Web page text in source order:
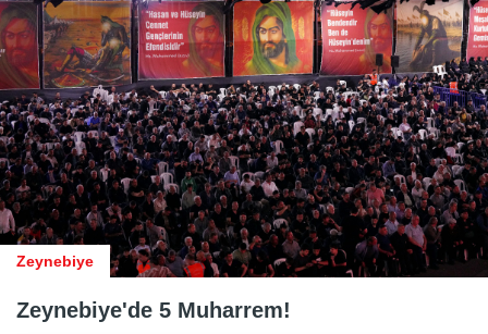
Zeynebiye
Zeynebiye'de 5 Muharrem!